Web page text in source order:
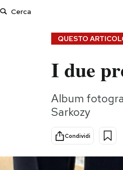
Consumismi
Storie/Idee
Ok Boomer!
Media
QUESTO
I due
Album
Sarkozy
Condividi